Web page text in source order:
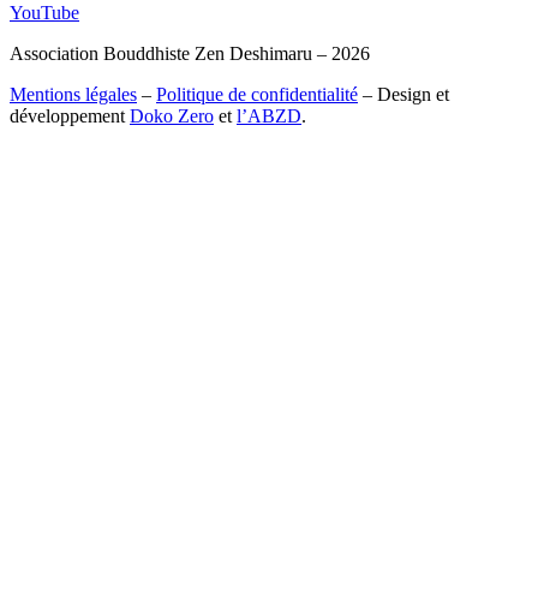
YouTube
Association Bouddhiste Zen Deshimaru – 2026
Mentions légales – Politique de confidentialité – Design et
développement Doko Zero et l’ABZD.